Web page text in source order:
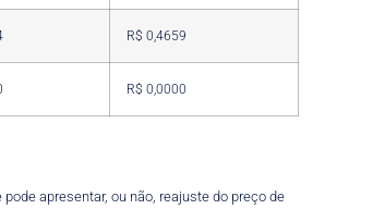
R$ 0,4659
R$ 0,0000
apresentar, ou não, reajuste do preço de